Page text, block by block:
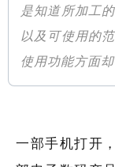
是知道所加工
以及可使用的
使用功能方面
一部手机打开